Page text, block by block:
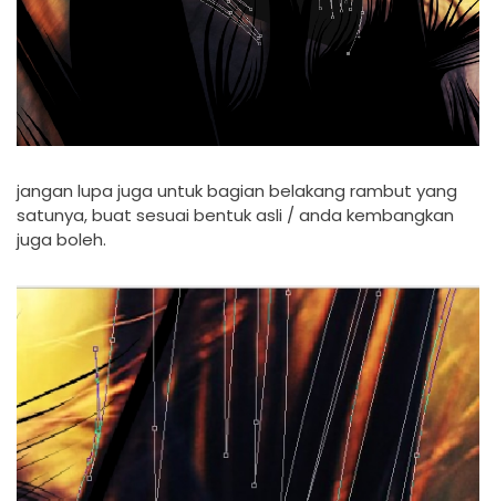
jangan lupa juga untuk bagian belakang rambut yang
satunya, buat sesuai bentuk asli / anda kembangkan
juga boleh.